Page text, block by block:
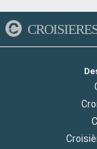
sociale de la ville.
aperçu de la vie
un point de
apprécier la
cap-verdienne,
hospitalité